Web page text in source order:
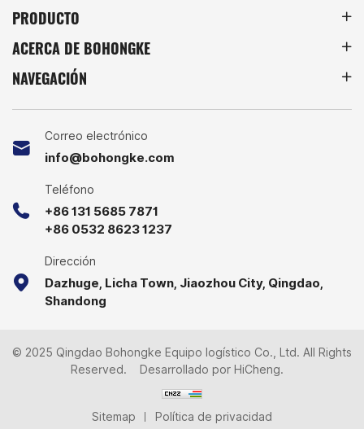
PRODUCTO
ACERCA DE BOHONGKE
NAVEGACIÓN
Correo electrónico
info@bohongke.com
Teléfono
+86 131 5685 7871
+86 0532 8623 1237
Dirección
Dazhuge, Licha Town, Jiaozhou City, Qingdao,
Shandong
© 2025 Qingdao Bohongke Equipo logístico Co., Ltd. All Rights
Reserved.
Desarrollado por HiCheng.
Sitemap Política de privacidad